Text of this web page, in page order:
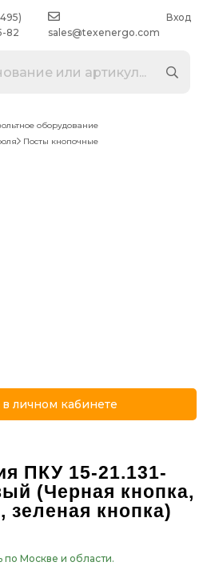
82
sales@texenergo.com
Вход
оборудование
Посты кнопочные
личном кабинете
ПКУ 15-21.131-
(Черная кнопка,
зеленая кнопка)
Москве и области.